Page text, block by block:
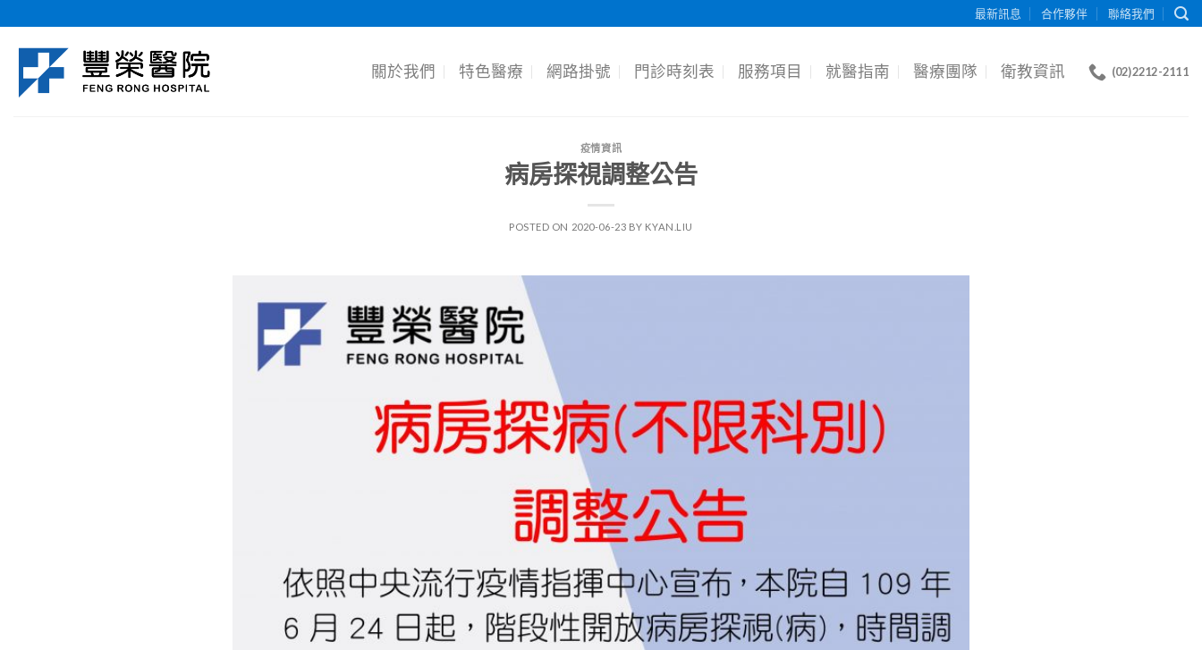
to
content
最新訊息 合作夥伴 聯絡我們
關於我們 特色醫療 網路掛號 門診時刻表 服務項目 就醫指南 醫療團隊 衛教資訊 (02)2212-2111
疫情資訊
病房探視調整公告
POSTED ON 2020-06-23 BY KYAN.LIU